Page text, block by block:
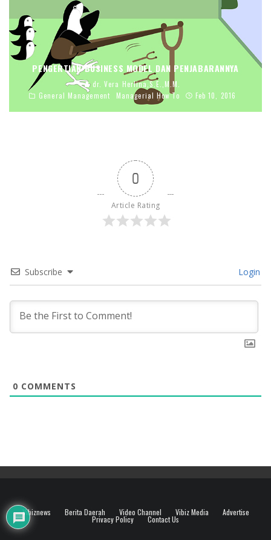
PENGERTIAN BUSINESS MODEL DAN PENJABARANNYA
dr. Vera Herlina,S.E.,M.M.
General Management
Managerial How To Feb 10, 2016
0
Article Rating
Subscribe Login
0 COMMENTS
Vibiznews Berita Daerah Video Channel Vibiz Media Advertise
Privacy Policy Contact Us